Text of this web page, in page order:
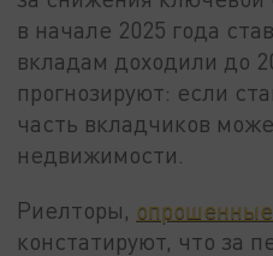
в начале 2025 года
вкладам доходили до
прогнозируют: если
часть вкладчиков
недвижимости.
Риелторы,
констатируют, что за